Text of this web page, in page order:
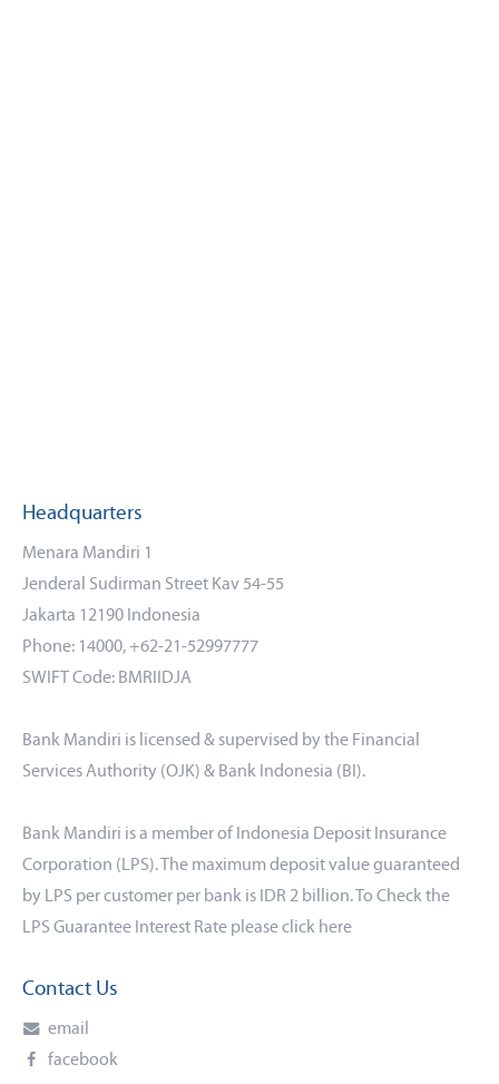
Headquarters
Menara Mandiri 1
Jenderal Sudirman Street Kav 54-55
Jakarta 12190 Indonesia
Phone: 14000, +62-21-52997777
SWIFT Code: BMRIIDJA
Bank Mandiri is licensed & supervised by the Financial
Services Authority (OJK) & Bank Indonesia (BI).
Bank Mandiri is a member of Indonesia Deposit Insurance
Corporation (LPS). The maximum deposit value guaranteed
by LPS per customer per bank is IDR 2 billion. To Check the
LPS Guarantee Interest Rate please click here
Contact Us
email
facebook